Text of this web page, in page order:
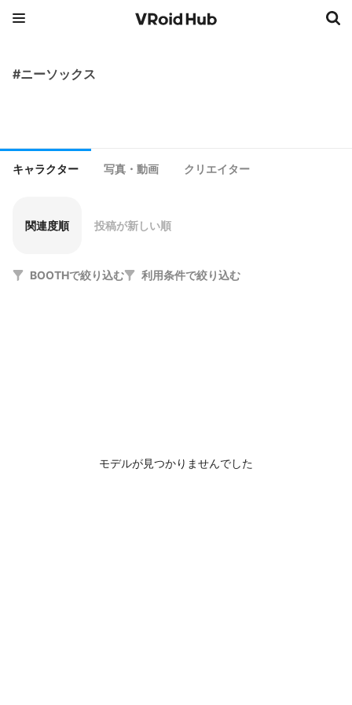
#ニーソックス
キャラクター 写真・動画 クリエイター
関連度順 投稿が新しい順
BOOTHで絞り込む 利用条件で絞り込む
モデルが見つかりませんでした